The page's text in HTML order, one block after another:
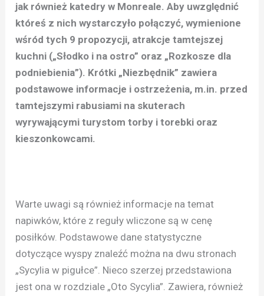
jak również katedry w Monreale. Aby uwzględnić
któreś z nich wystarczyło połączyć, wymienione
wśród tych 9 propozycji, atrakcje tamtejszej
kuchni („Słodko i na ostro” oraz „Rozkosze dla
podniebienia”). Krótki „Niezbędnik” zawiera
podstawowe informacje i ostrzeżenia, m.in. przed
tamtejszymi rabusiami na skuterach
wyrywającymi turystom torby i torebki oraz
kieszonkowcami.
Warte uwagi są również informacje na temat
napiwków, które z reguły wliczone są w cenę
posiłków. Podstawowe dane statystyczne
dotyczące wyspy znaleźć można na dwu stronach
„Sycylia w pigułce”. Nieco szerzej przedstawiona
jest ona w rozdziale „Oto Sycylia”. Zawiera, również